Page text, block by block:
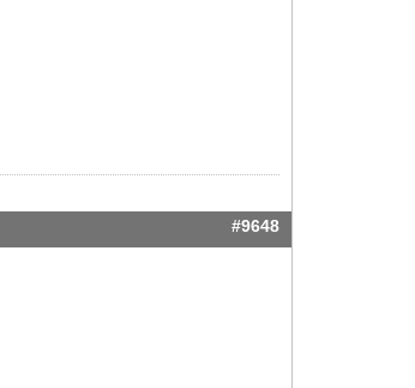
#9648